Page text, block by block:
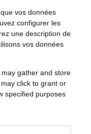
vos données
configurer les
une description de
vos données
gather and store
click to grant or
specified purposes